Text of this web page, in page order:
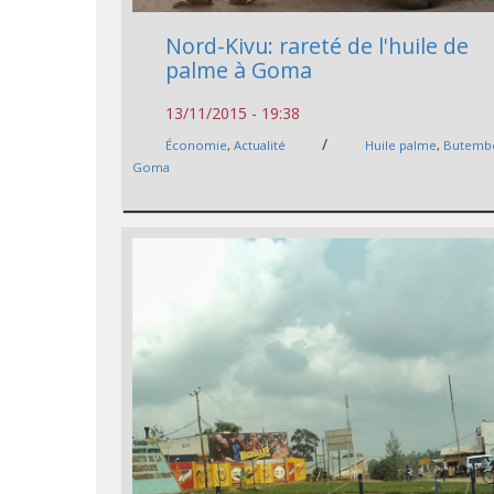
Nord-Kivu: rareté de l'huile de
palme à Goma
13/11/2015 - 19:38
Économie,Actualité / Huile palme,
Goma